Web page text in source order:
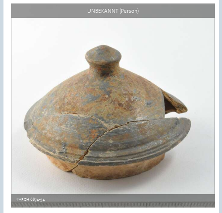
UNBEKANNT (Person)
#ARCH 6874-94